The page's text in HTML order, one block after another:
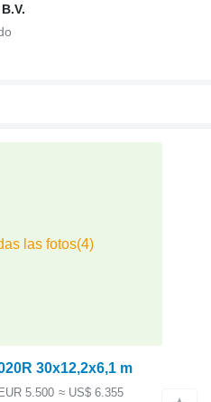
30x12,2x6,1 m
EUR 5.500 ≈ US$ 6.355